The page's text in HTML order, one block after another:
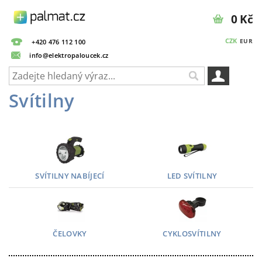
+420 476 112 100
info@elektropaloucek.cz
CZK EUR
0 Kč
Svítilny
SVÍTILNY NABÍJECÍ LED SVÍTILNY
ČELOVKY CYKLOSVÍTILNY